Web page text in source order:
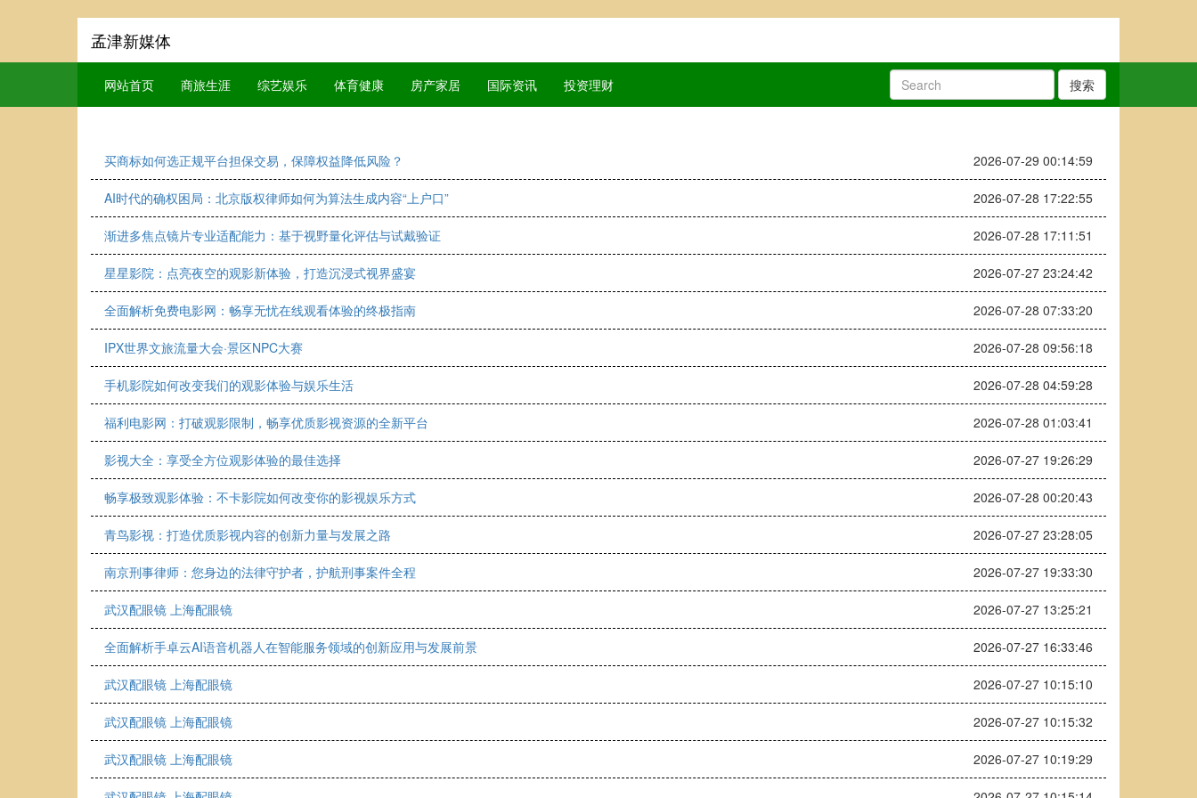
孟津新媒体
网站首页 商旅生涯 综艺娱乐 体育健康 房产家居 国际资讯 投资理财 搜索
买商标如何选正规平台担保交易，保障权益降低风险？ 2026-07-29 00:14:59
AI时代的确权困局：北京版权律师如何为算法生成内容“上户口” 2026-07-28 17:22:55
渐进多焦点镜片专业适配能力：基于视野量化评估与试戴验证 2026-07-28 17:11:51
星星影院：点亮夜空的观影新体验，打造沉浸式视界盛宴 2026-07-27 23:24:42
全面解析免费电影网：畅享无忧在线观看体验的终极指南 2026-07-28 07:33:20
IPX世界文旅流量大会·景区NPC大赛 2026-07-28 09:56:18
手机影院如何改变我们的观影体验与娱乐生活 2026-07-28 04:59:28
福利电影网：打破观影限制，畅享优质影视资源的全新平台 2026-07-28 01:03:41
影视大全：享受全方位观影体验的最佳选择 2026-07-27 19:26:29
畅享极致观影体验：不卡影院如何改变你的影视娱乐方式 2026-07-28 00:20:43
青鸟影视：打造优质影视内容的创新力量与发展之路 2026-07-27 23:28:05
南京刑事律师：您身边的法律守护者，护航刑事案件全程 2026-07-27 19:33:30
武汉配眼镜 上海配眼镜 2026-07-27 13:25:21
全面解析手卓云AI语音机器人在智能服务领域的创新应用与发展前景 2026-07-27 16:33:46
武汉配眼镜 上海配眼镜 2026-07-27 10:15:10
武汉配眼镜 上海配眼镜 2026-07-27 10:15:32
武汉配眼镜 上海配眼镜 2026-07-27 10:19:29